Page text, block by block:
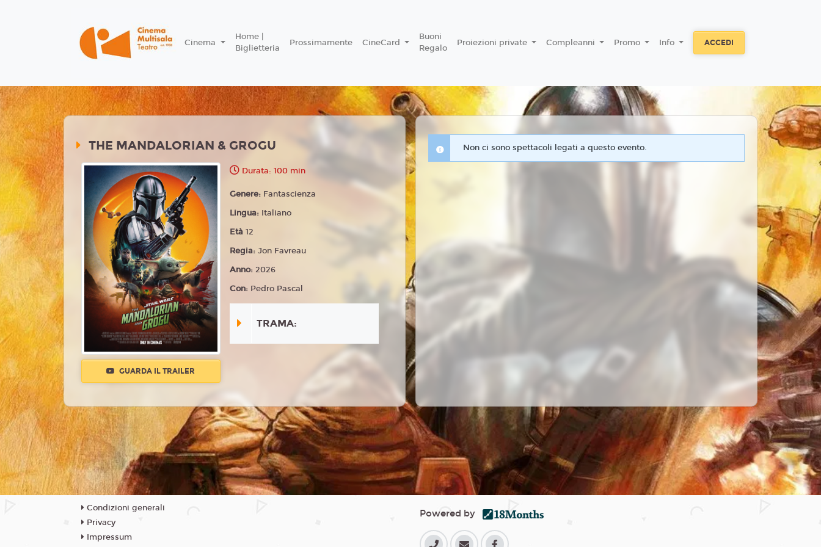
Cinema
Home |
Biglietteria
Prossimamente CineCard
Buoni
Regalo
Proiezioni private Compleanni Promo Info ACCEDI
THE MANDALORIAN & GROGU
GUARDA IL TRAILER
Durata: 100 min
Genere: Fantascienza
Lingua: Italiano
Età12
Regia:Jon Favreau
Anno:2026
Con: Pedro Pascal
TRAMA:
Non ci sono spettacoli legati a questo evento.
Condizioni generali
Privacy
Impressum
Powered by